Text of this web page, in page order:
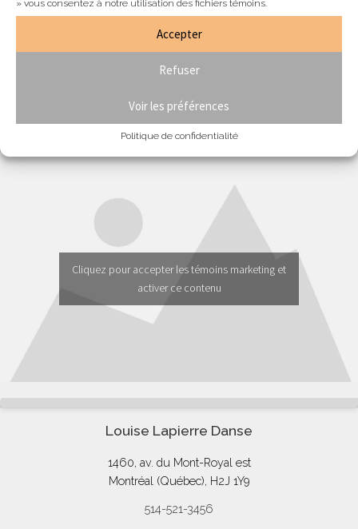
» vous consentez à notre utilisation des fichiers témoins.
Accepter
Refuser
Voir les préférences
Politique de confidentialité
Section membres
Formulaire de résiliation de contrat
Je désire m'abonner à l'infolettre:
Cliquez pour accepter les témoins marketing et
activer ce contenu
Louise Lapierre Danse
1460, av. du Mont-Royal est
Montréal (Québec), H2J 1Y9
514-521-3456